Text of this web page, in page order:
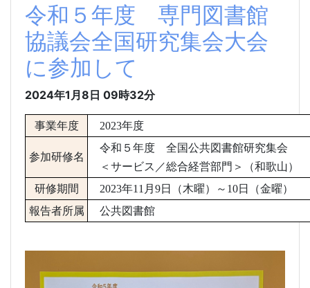
令和５年度 専門図書館
協議会全国研究集会大会
に参加して
2024年1月8日 09時32分
事業年度 2023年度
参加研修名
令和５年度 全国公共図書館研究集会
＜サービス／総合経営部門＞（和歌山）
研修期間
2023年11 月 9日（木曜）～ 10日（金曜）
報告者所属
公共図書館